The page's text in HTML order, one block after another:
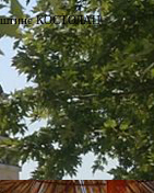
КОСТОЛАЦ